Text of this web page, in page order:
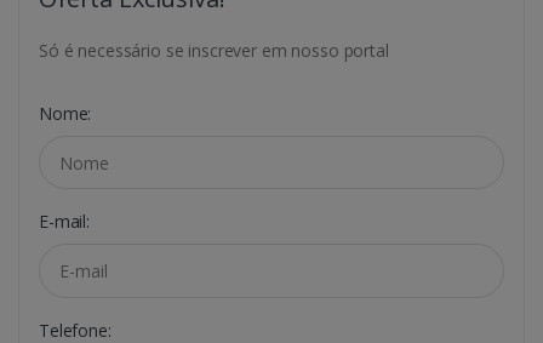
Só é necessário se inscrever em nosso portal
Nome:
E-mail:
Telefone: